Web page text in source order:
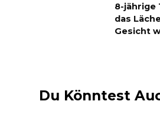
8-jährige
das
Gesicht
Du Könntest